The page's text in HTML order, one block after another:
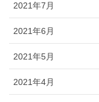
2021年7月
2021年6月
2021年5月
2021年4月